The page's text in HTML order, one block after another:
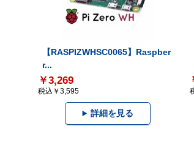
【RASPIZWHSC0065】Raspber
r...
￥3,269
税込￥3,595
詳細を見る